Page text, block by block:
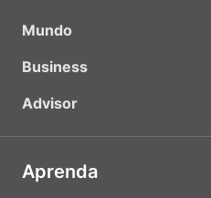
Mundo
Business
Advisor
Aprenda